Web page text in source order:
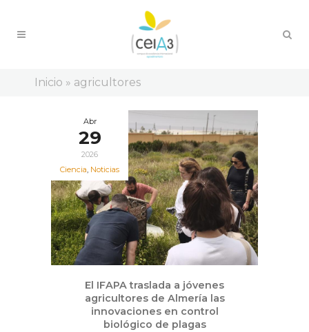
Inicio » agricultores
Abr
29
2026
Ciencia, Noticias
El IFAPA traslada a jóvenes
agricultores de Almería las
innovaciones en control
biológico de plagas